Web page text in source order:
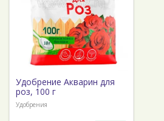
Удобрение Акварин для
роз, 100 г
Удобрения